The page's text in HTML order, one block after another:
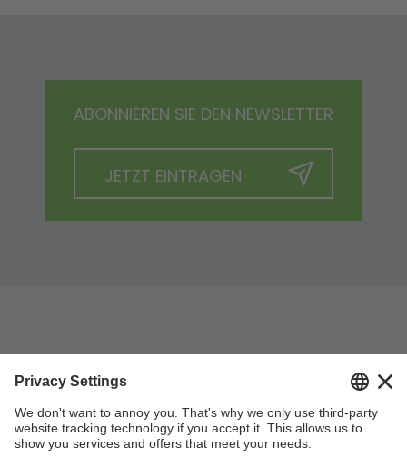
ABONNIEREN SIE DEN NEWSLETTER
JETZT EINTRAGEN